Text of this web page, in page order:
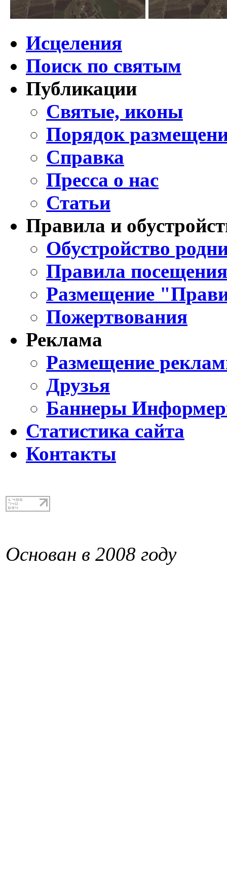
Исцеления
Поиск по святым
Публикации
Святые, иконы
Порядок
Справка
Пресса о нас
Статьи
Правила и
Обустройство
Правила
Размещение
Пожертвования
Реклама
Размещение
Друзья
Баннеры
Статистика сайта
Контакты
Основан в 2008 году